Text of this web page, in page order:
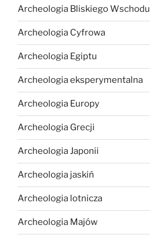
Archeologia Bliskiego Wschodu
Archeologia Cyfrowa
Archeologia Egiptu
Archeologia eksperymentalna
Archeologia Europy
Archeologia Grecji
Archeologia Japonii
Archeologia jaskiń
Archeologia lotnicza
Archeologia Majów